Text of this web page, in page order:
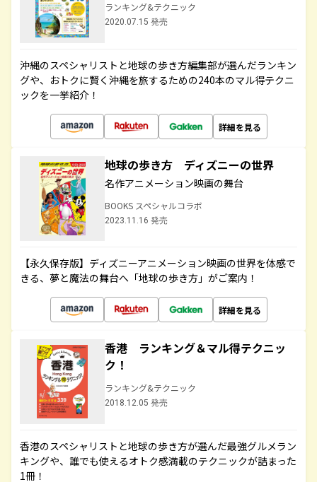
ランキング&テクニック
2020.07.15 発売
沖縄のスペシャリストと地球の歩き方編集部が選んだランキン
グや、おトクに賢く沖縄を旅するための240本のマル得テクニ
ックを一挙紹介！
詳細を見る
地球の歩き方 ディズニーの世界
名作アニメーション映画の舞台
BOOKS スペシャルコラボ
2023.11.16 発売
【永久保存版】ディズニーアニメーション映画の世界を体感で
きる、夢と魔法の舞台へ「地球の歩き方」がご案内！
詳細を見る
香港 ランキング＆マル得テクニッ
ク！
ランキング&テクニック
2018.12.05 発売
香港のスペシャリストと地球の歩き方が選んだ最強グルメラン
キングや、誰でも使えるオトク感満載のテクニックが詰まった
1冊！